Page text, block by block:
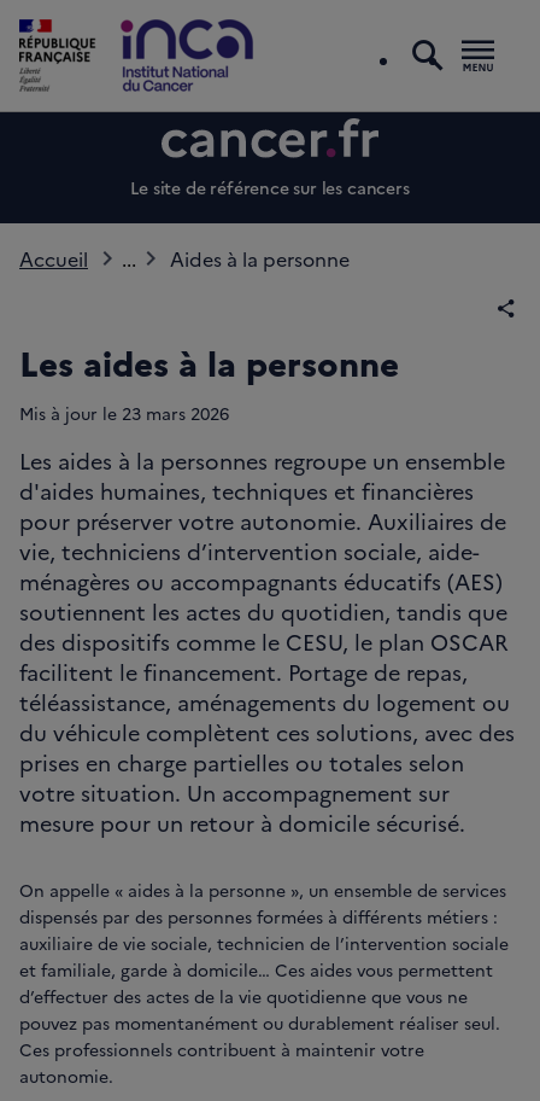
Le site de référence sur les cancers
Accueil ... Aides à la personne
Les aides à la personne
Mis à jour le 23 mars 2026
Les aides à la personnes regroupe un ensemble
d'aides humaines, techniques et financières
pour préserver votre autonomie. Auxiliaires de
vie, techniciens d’intervention sociale, aide-
ménagères ou accompagnants éducatifs (AES)
soutiennent les actes du quotidien, tandis que
des dispositifs comme le CESU, le plan OSCAR
facilitent le financement. Portage de repas,
téléassistance, aménagements du logement ou
du véhicule complètent ces solutions, avec des
prises en charge partielles ou totales selon
votre situation. Un accompagnement sur
mesure pour un retour à domicile sécurisé.
On appelle « aides à la personne », un ensemble de services
dispensés par des personnes formées à différents métiers :
auxiliaire de vie sociale, technicien de l’intervention sociale
et familiale, garde à domicile… Ces aides vous permettent
d’effectuer des actes de la vie quotidienne que vous ne
pouvez pas momentanément ou durablement réaliser seul.
Ces professionnels contribuent à maintenir votre
autonomie.